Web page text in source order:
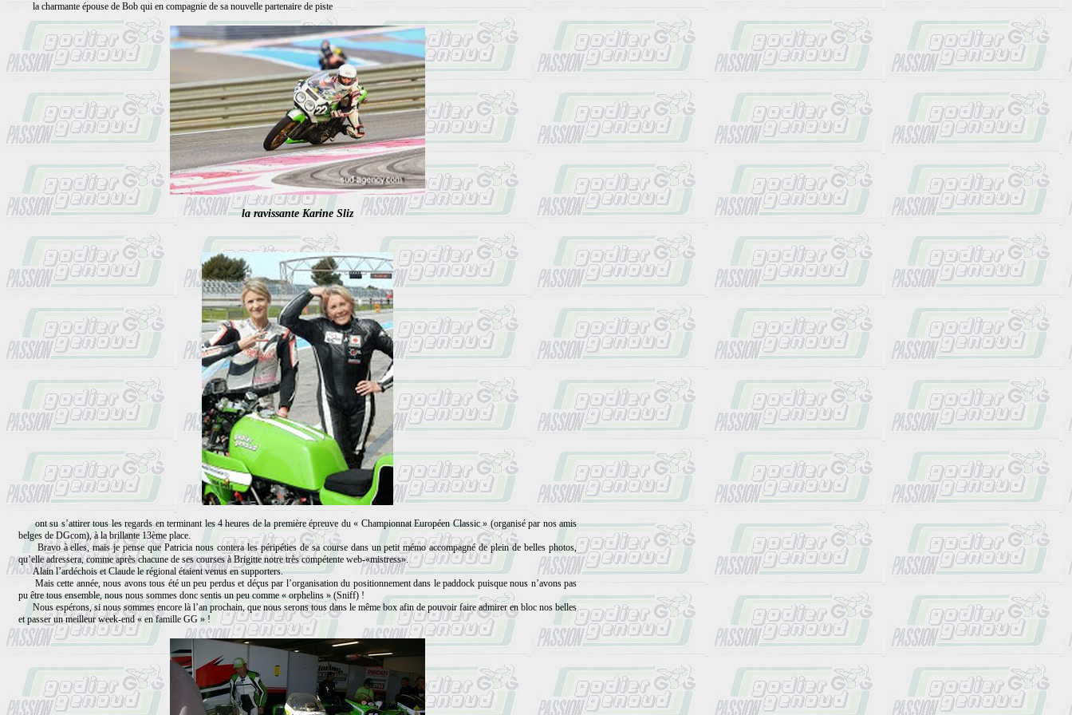
la charmante épouse de Bob qui en compagnie de sa nouvelle partenaire de piste
la ravissante Karine Sliz
ont su s’attirer tous les regards en terminant les 4 heures de la première épreuve du « Championnat Européen Classic » (organisé par nos amis
belges de DGcom), à la brillante 13ème place.
Bravo à elles, mais je pense que Patricia nous contera les péripéties de sa course dans un petit mémo accompagné de plein de belles photos,
qu’elle adressera, comme après chacune de ses courses à Brigitte notre très compétente web-«mistress».
Alain l’ardéchois et Claude le régional étaient venus en supporters.
Mais cette année, nous avons tous été un peu perdus et déçus par l’organisation du positionnement dans le paddock puisque nous n’avons pas
pu être tous ensemble, nous nous sommes donc sentis un peu comme « orphelins » (Sniff) !
Nous espérons, si nous sommes encore là l’an prochain, que nous serons tous dans le même box afin de pouvoir faire admirer en bloc nos belles
et passer un meilleur week-end « en famille GG » !